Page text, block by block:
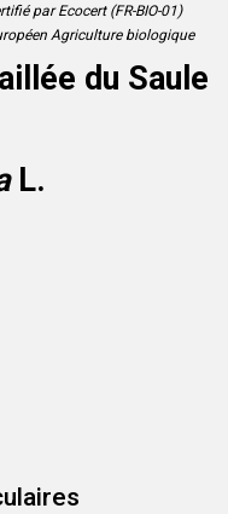
par Ecocert (FR-BIO-01)
du Saule
L.